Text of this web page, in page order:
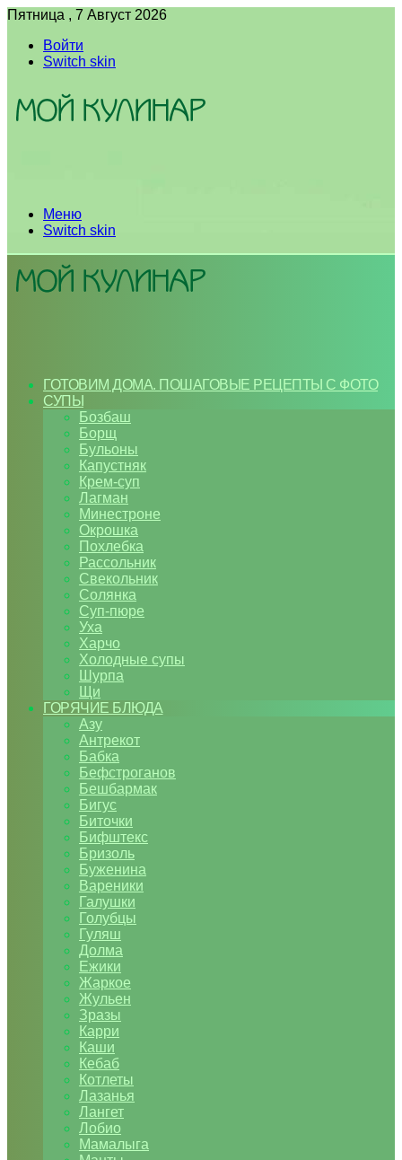
Пятница , 7 Август 2026
Войти
Switch skin
Меню
Switch skin
ГОТОВИМ ДОМА. ПОШАГОВЫЕ РЕЦЕПТЫ С ФОТО
СУПЫ
Бозбаш
Борщ
Бульоны
Капустняк
Крем-суп
Лагман
Минестроне
Окрошка
Похлебка
Рассольник
Свекольник
Солянка
Суп-пюре
Уха
Харчо
Холодные супы
Шурпа
Щи
ГОРЯЧИЕ БЛЮДА
Азу
Антрекот
Бабка
Бефстроганов
Бешбармак
Бигус
Биточки
Бифштекс
Бризоль
Буженина
Вареники
Галушки
Голубцы
Гуляш
Долма
Ежики
Жаркое
Жульен
Зразы
Карри
Каши
Кебаб
Котлеты
Лазанья
Лангет
Лобио
Мамалыга